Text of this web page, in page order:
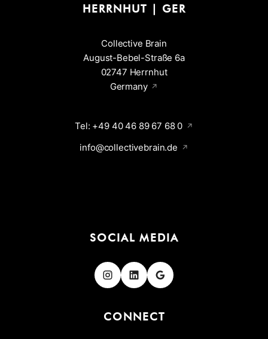
HERRNHUT | GER
Collective Brain
August-Bebel-Straße 6a
02747 Herrnhut
Germany
Tel: +49 40 46 89 67 68 0
info@collectivebrain.de
SOCIAL MEDIA
FolgenFolgenFolgen
CONNECT